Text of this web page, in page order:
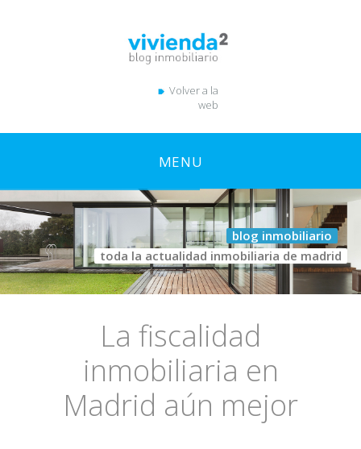
Volver a la
web
MENU
blog inmobiliario
toda la actualidad inmobiliaria de madrid
La fiscalidad
inmobiliaria en
Madrid aún mejor